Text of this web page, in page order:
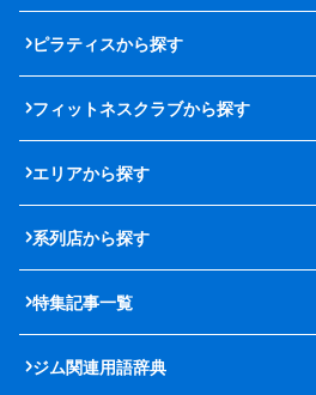
ピラティスから探す
フィットネスクラブから探す
エリアから探す
系列店から探す
特集記事一覧
ジム関連用語辞典